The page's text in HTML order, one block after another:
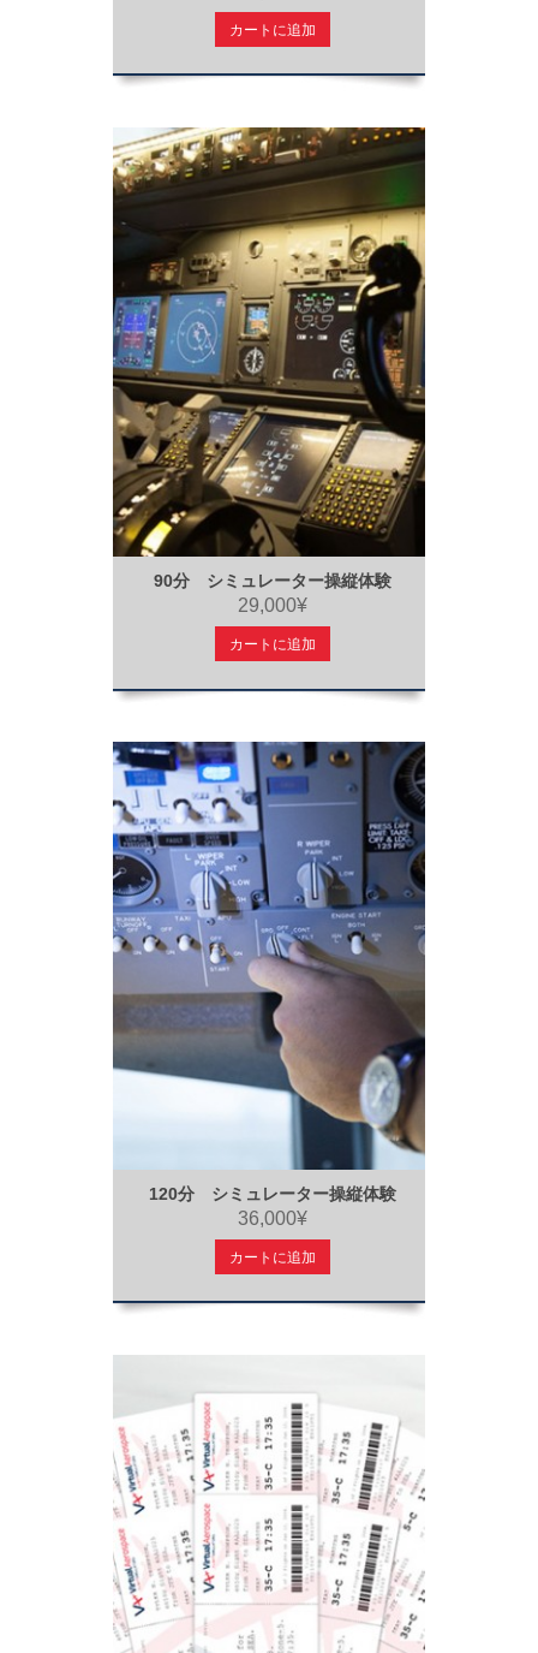
カートに追加
90分 シミュレーター操縦体験
29,000¥
カートに追加
120分 シミュレーター操縦体験
36,000¥
カートに追加